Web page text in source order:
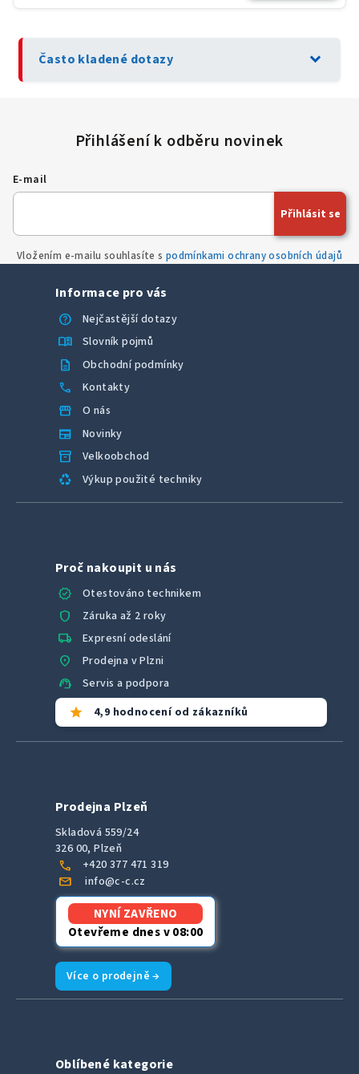
Často kladené dotazy expand_more
E-mail
Vložením e-mailu souhlasíte s podmínkami ochrany osobních údajů
Přihlásit se
Informace pro vás
help
Nejčastější dotazy
menu_book Slovník pojmů
description Obchodní podmínky
call Kontakty
storefront O nás
newspaper Novinky
inventory_2 Velkoobchod
recycling Výkup použité techniky
Proč nakoupit u nás
verified
Otestováno technikem
shield Záruka až 2 roky
local_shipping Expresní odeslání
location_on Prodejna v Plzni
support_agent Servis a podpora
star 4,9 hodnocení od zákazníků
Prodejna Plzeň
Skladová 559/24
326 00, Plzeň
call +420 377 471 319
mail info@c-c.cz
NYNÍ ZAVŘENO
Otevřeme dnes v 08:00
Více o prodejně →
Oblíbené kategorie